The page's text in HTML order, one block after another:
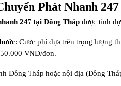
Phát Nhanh
247 tại Đồng Thápđược tính
: Cước phí dựa trên trọng lượng
VNĐ/đơn.
Đồng Tháp hoặc nội địa (Đồng